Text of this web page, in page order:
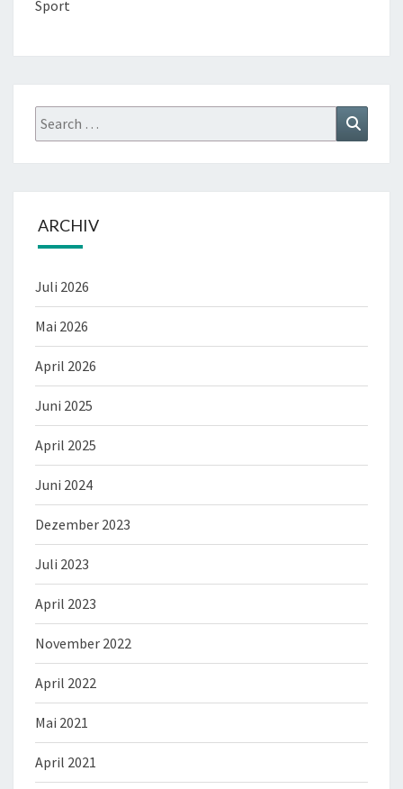
Sport
Search
for:
ARCHIV
Juli 2026
Mai 2026
April 2026
Juni 2025
April 2025
Juni 2024
Dezember 2023
Juli 2023
April 2023
November 2022
April 2022
Mai 2021
April 2021